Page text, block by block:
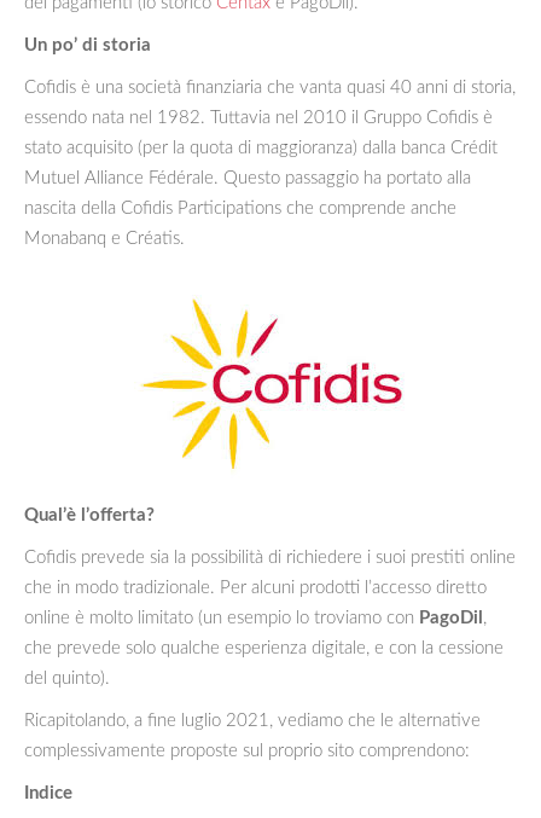
Un po’ di storia
Cofidis è una società finanziaria che vanta quasi 40 anni di storia,
essendo nata nel 1982. Tuttavia nel 2010 il Gruppo Cofidis è
stato acquisito (per la quota di maggioranza) dalla banca Crédit
Mutuel Alliance Fédérale. Questo passaggio ha portato alla
nascita della Cofidis Participations che comprende anche
Monabanq e Créatis.
Qual’è l’offerta?
Cofidis prevede sia la possibilità di richiedere i suoi prestiti online
che in modo tradizionale. Per alcuni prodotti l’accesso diretto
online è molto limitato (un esempio lo troviamo con PagoDil ,
che prevede solo qualche esperienza digitale, e con la cessione
del quinto).
Ricapitolando, a fine luglio 2021, vediamo che le alternative
complessivamente proposte sul proprio sito comprendono:
Indice